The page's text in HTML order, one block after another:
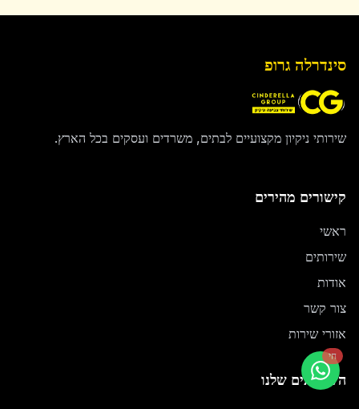
סינדרלה גרופ
שירותי ניקיון מקצועיים לבתים, משרדים ועסקים בכל הארץ.
קישורים מהירים
ראשי
שירותים
אודות
צור קשר
אזורי שירות
השירותים שלנו
חי